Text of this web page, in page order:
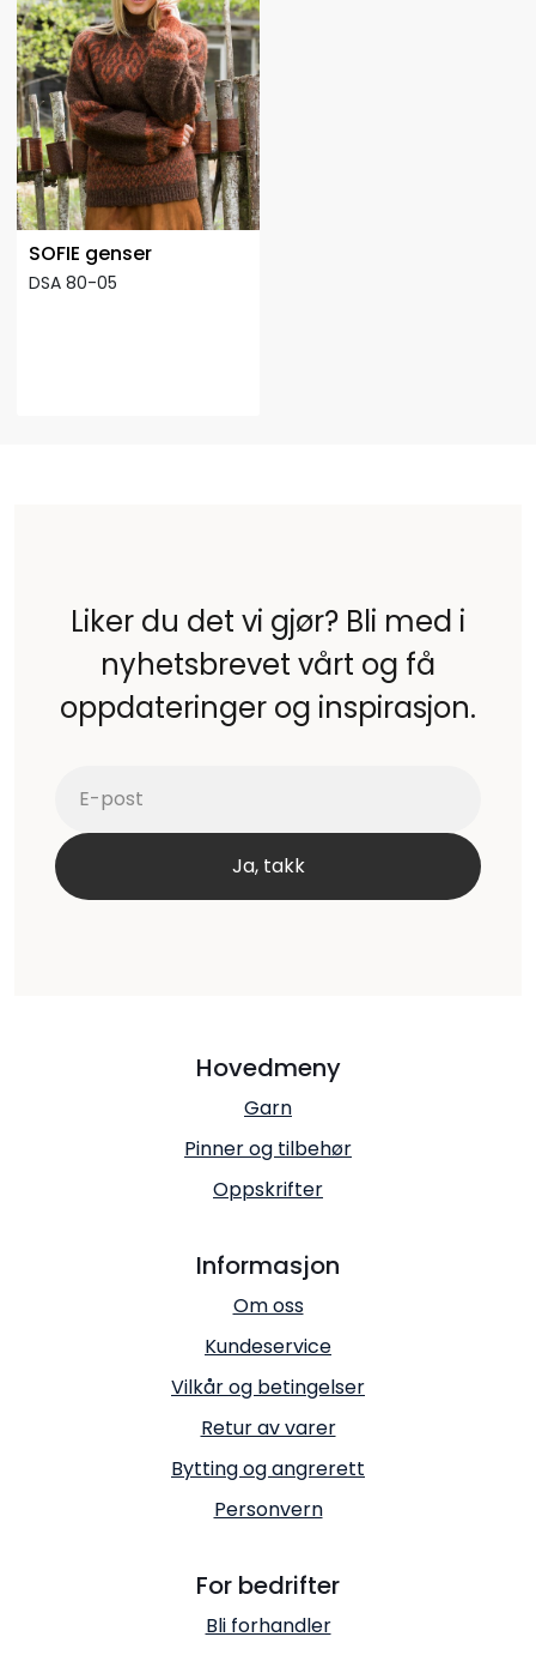
SOFIE genser
DSA 80-05
Liker du det vi gjør? Bli med i
nyhetsbrevet vårt og få
oppdateringer og inspirasjon.
Hovedmeny
Garn
Pinner og tilbehør
Oppskrifter
Informasjon
Om oss
Kundeservice
Vilkår og betingelser
Retur av varer
Bytting og angrerett
Personvern
For bedrifter
Bli forhandler